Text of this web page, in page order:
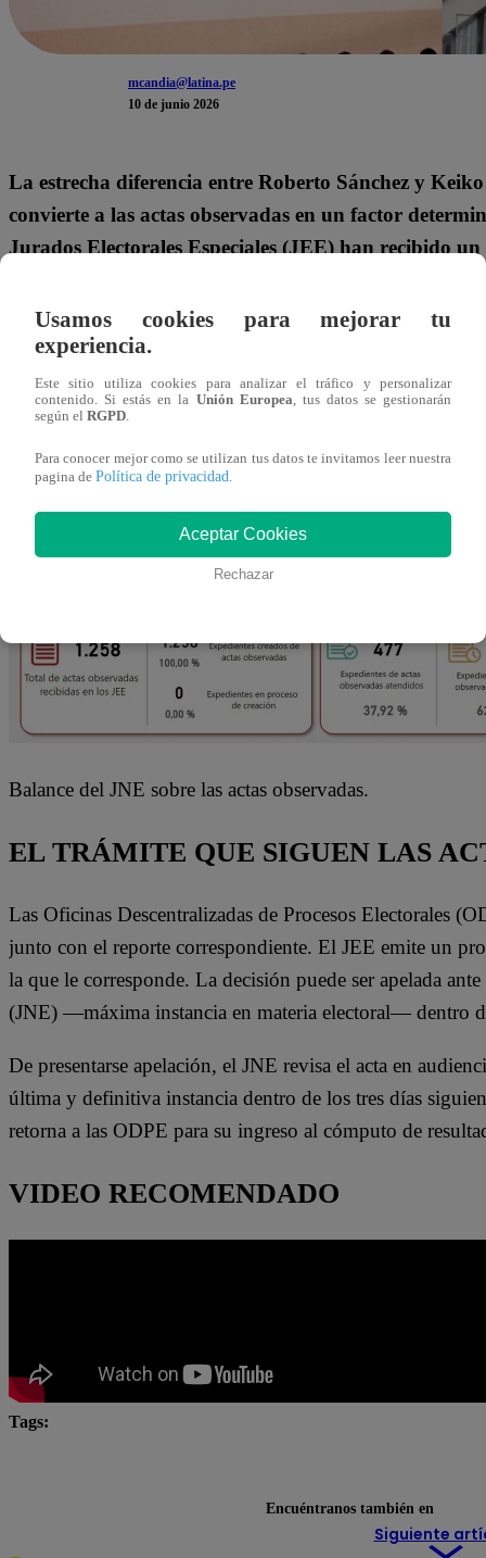
mcandia@latina.pe
10 de junio 2026
La estrecha diferencia entre Roberto Sánchez y
convierte a las actas observadas en un factor
Jurados Electorales Especiales (JEE) han recibido
la espera de ser resueltas e incorporadas al cómputo
la normativa vigente, deben ser resueltas antes de ser
Balance del JNE sobre las actas observadas.
EL TRÁMITE QUE SIGUEN LAS
Las Oficinas Descentralizadas de Procesos Electorales
junto con el reporte correspondiente. El JEE emite un
la que le corresponde. La decisión puede ser apelada
(JNE) —máxima instancia en materia electoral— dentro
De presentarse apelación, el JNE revisa el acta en
última y definitiva instancia dentro de los tres días
retorna a las ODPE para su ingreso al cómputo de
VIDEO RECOMENDADO
Tags:
Siguiente
Usamos cookies para mejorar tu
experiencia.
Este sitio utiliza cookies para analizar el tráfico y personalizar
contenido. Si estás en la Unión Europea, tus datos se gestionarán
según el RGPD.
Para conocer mejor como se utilizan tus datos te invitamos leer nuestra
pagina de Política de privacidad.
Aceptar Cookies
Rechazar
Encuéntranos también en